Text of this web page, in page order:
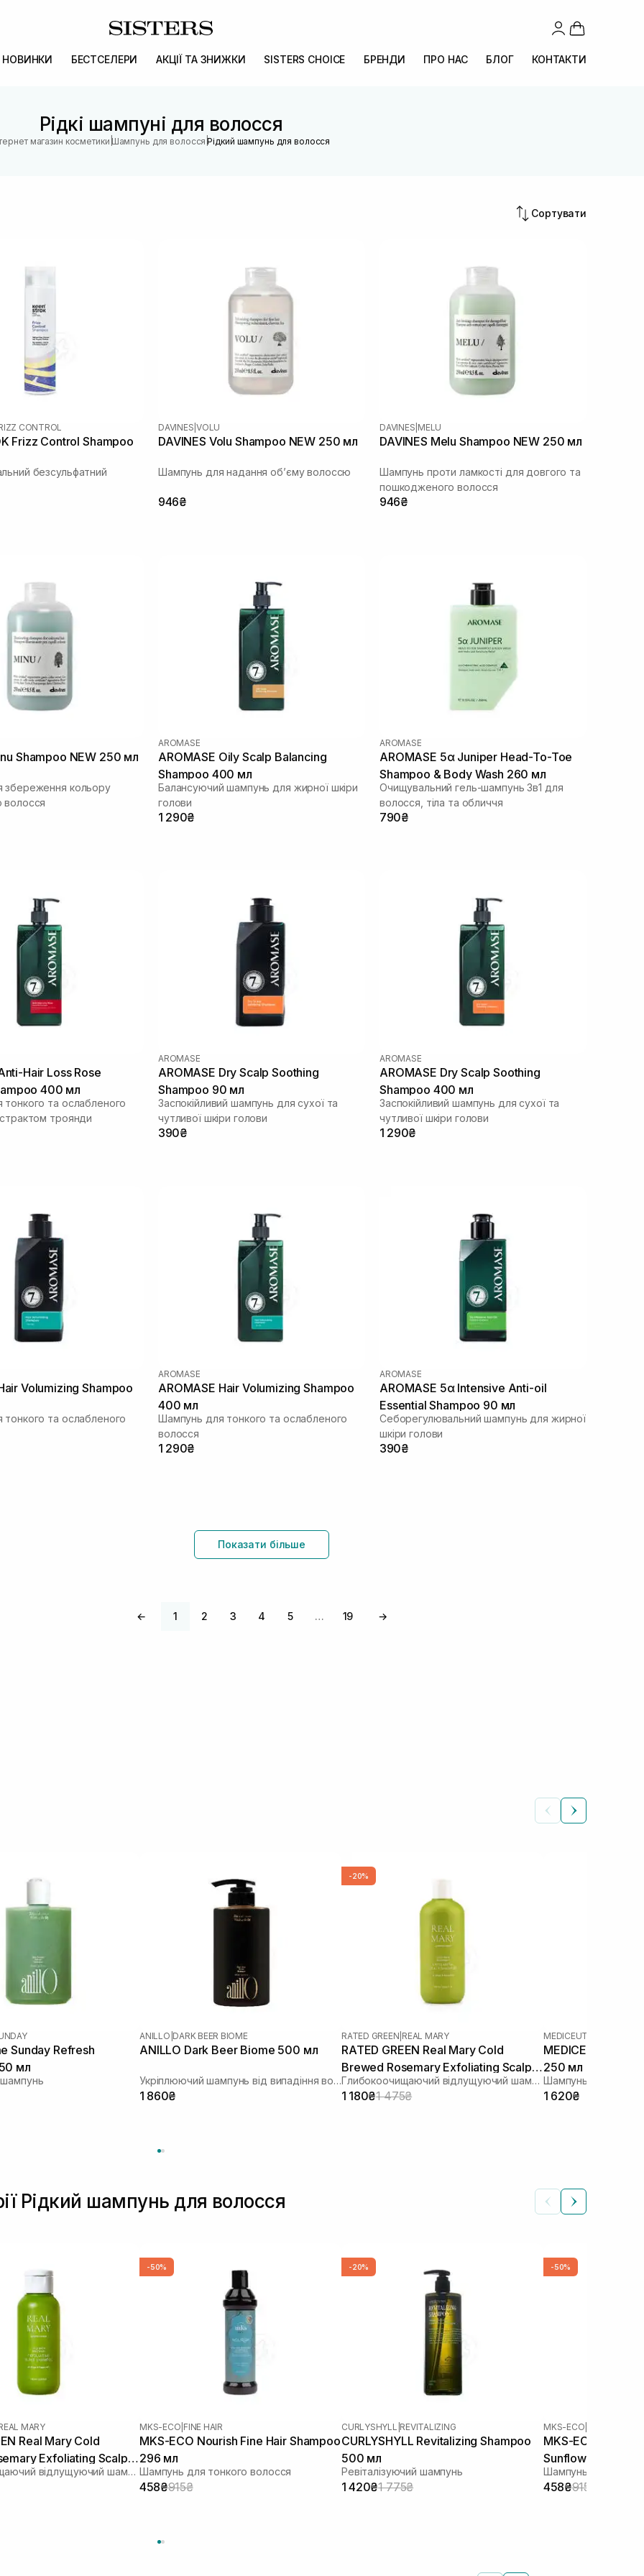
НОВИНКИ БЕСТСЕЛЕРИ АКЦІЇ ТА ЗНИЖКИ SISTERS CHOICE БРЕНДИ ПРО НАС БЛОГ КОНТАКТИ
Рідкі шампуні для волосся
магазин косметики |Шампунь для волосся |Рідкий шампунь для волосся
Сортувати
CONTROL
Frizz Control Shampoo
безсульфатний
DAVINES |VOLU
DAVINES Volu Shampoo NEW 250 мл
Шампунь для надання об’єму волоссю
946₴
DAVINES MELU
DAVINES Melu Shampoo NEW 250 мл
Шампунь проти ламкості для довгого та
пошкодженого волосся
946₴
Shampoo NEW 250 мл
збереження кольору
волосся
AROMASE
AROMASE Oily Scalp Balancing
Shampoo 400 мл
Балансуючий шампунь для жирної шкіри
голови
1 290₴
AROMASE
AROMASE 5α Juniper Head-To-Toe
Shampoo & Body Wash 260 мл
Очищувальний гель-шампунь 3в1 для
волосся, тіла та обличчя
790₴
Hair Loss Rose
400 мл
та ослабленого
троянди
AROMASE
AROMASE Dry Scalp Soothing
Shampoo 90 мл
Заспокійливий шампунь для сухої та
чутливої шкіри голови
390₴
AROMASE
AROMASE Dry Scalp Soothing
Shampoo 400 мл
Заспокійливий шампунь для сухої та
чутливої шкіри голови
1 290₴
Volumizing Shampoo
та ослабленого
AROMASE
AROMASE Hair Volumizing Shampoo
400 мл
Шампунь для тонкого та ослабленого
волосся
1 290₴
AROMASE
AROMASE 5α Intensive Anti-oil
Essential Shampoo 90 мл
Себорегулювальний шампунь для жирної
шкіри голови
390₴
Показати більше
← 1 2 3 4 5 … 19 →
Sunday Refresh
мл
ANILLO DARK BEER BIOME
ANILLO Dark Beer Biome 500 мл
Укріплюючий шампунь від випадіння волосся
1 860₴
-20%
RATED GREEN REAL MARY
RATED GREEN Real Mary Cold
Brewed Rosemary Exfoliating Scalp
Shampoo 400 ml
Глибокоочищаючий відлущуючий шампунь з соком розмарину
1 180₴1 475₴
MEDICEUTICALS
MEDICEUTICALS
250 мл
1 620₴
Рідкий шампунь для волосся
MARY
Real Mary Cold
Exfoliating Scalp
мл
Глибокоочищаючий відлущуючий шампунь з соком розмарину
-50%
MKS-ECO FINE HAIR
MKS-ECO Nourish Fine Hair Shampoo
296 мл
Шампунь для тонкого волосся
458₴915₴
-20%
CURLYSHYLL REVITALIZING
CURLYSHYLL Revitalizing Shampoo
500 мл
Ревіталізуючий шампунь
1 420₴1 775₴
-50%
MKS-ECO
MKS-ECO Color
Sunflower Scent
Шампунь для
458₴915₴